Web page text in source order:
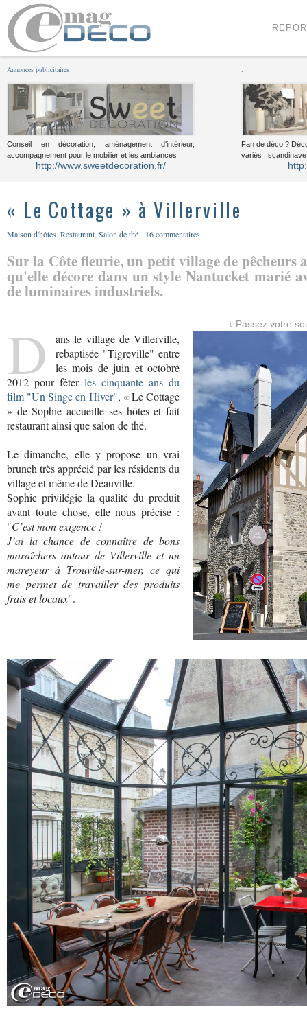
Annonces publicitaires
Conseil en décoration, aménagement d'intérieur,
accompagnement pour le mobilier et les ambiances
http://www.sweetdecoration.fr/
Fan de déco ?
variés :
« Le Cottage » à Villerville
Maison d'hôtes Restaurant Salon de thé 16 commentaires
Sur la Côte fleurie, un petit village de pêcheurs
qu'elle décore dans un style Nantucket marié
de luminaires industriels.
↓ Passez votre
D
ans le village de Villerville,
rebaptisée "Tigreville" entre
les mois de juin et octobre
2012 pour fêter les cinquante ans du
film "Un Singe en Hiver", « Le Cottage
» de Sophie accueille ses hôtes et fait
restaurant ainsi que salon de thé.
Le dimanche, elle y propose un vrai
brunch très apprécié par les résidents du
village et même de Deauville.
Sophie privilégie la qualité du produit
avant toute chose, elle nous précise :
"C’est mon exigence !
J’ai la chance de connaître de bons
maraîchers autour de Villerville et un
mareyeur à Trouville-sur-mer, ce qui
me permet de travailler des produits
frais et locaux".